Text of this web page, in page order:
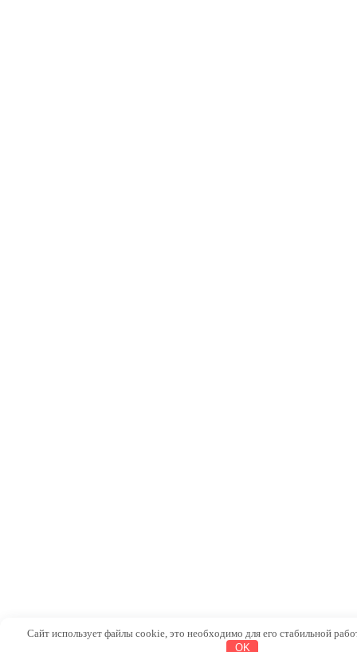
Сайт использует файлы cookie, это необходимо для его стабильной
OK